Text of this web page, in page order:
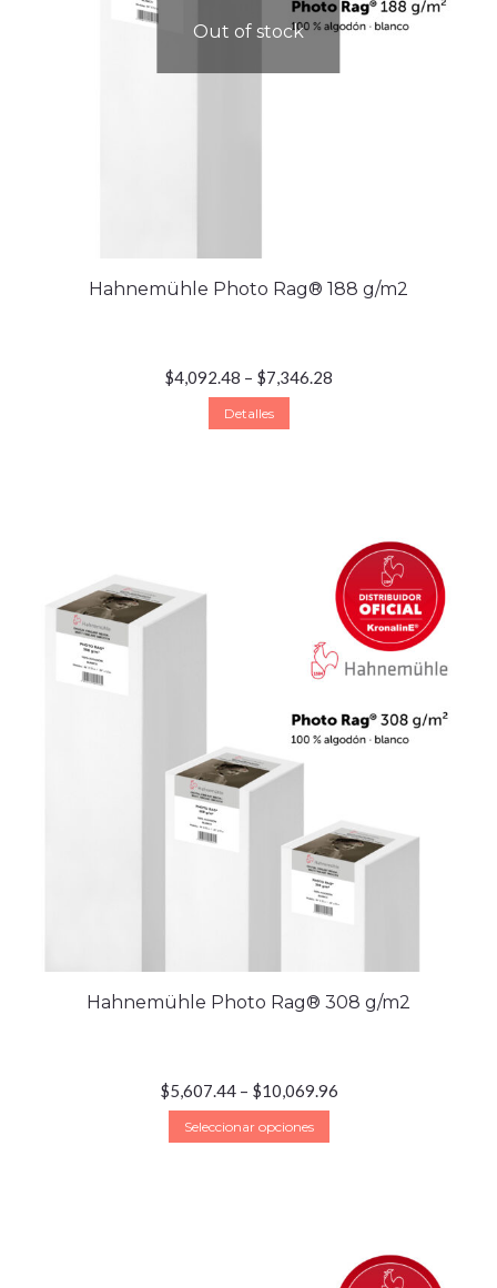
Out of stock
Hahnemühle Photo Rag® 188 g/m2
$4,092.48 – $7,346.28
Detalles
Hahnemühle Photo Rag® 308 g/m2
$5,607.44– $10,069.96
Seleccionar opciones